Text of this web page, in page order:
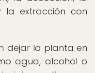
la extracción con
dejar la planta en
agua, alcohol o